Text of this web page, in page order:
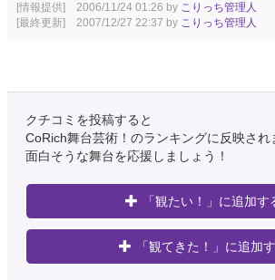
[情報提供] 2006/11/24 01:26 by こりっち管理人
[最終更新] 2007/12/27 22:37 by こりっち管理人
クチコミを投稿すると
CoRich舞台芸術！のランキングに反映され
面白そうな舞台を応援しましょう！
「観たい！」に追加す
「観てきた！」に追加